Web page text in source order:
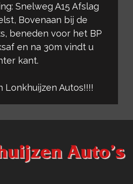
Snelweg A15 Afslag
Bovenaan bij de
beneden voor het BP
en na 30m vindt u
kant.
Lonkhuijzen Autos!!!!